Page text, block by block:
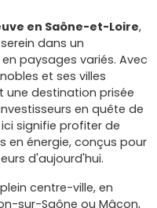
en Saône-et-Loire,
dans un
paysages variés. Avec
et ses villes
une destination prisée
en quête de
signifie profiter de
en énergie, conçus pour
d'aujourd'hui.
centre-ville, en
sur-Saône ou Mâcon,